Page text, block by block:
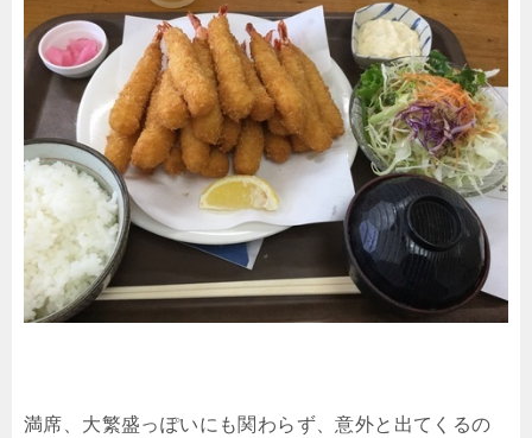
満席、大繁盛っぽいにも関わらず、意外と出てくるの